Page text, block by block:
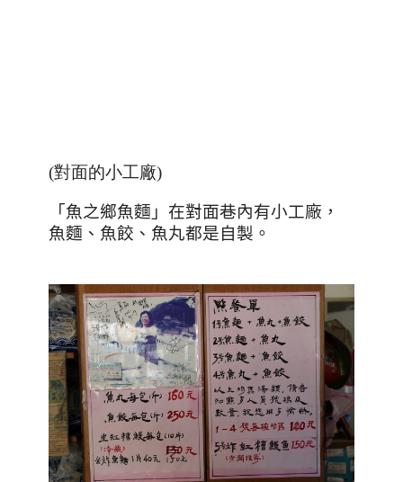
(對面的小工廠)
「魚之鄉魚麵」在對面巷內有小工廠，
魚麵、魚餃、魚丸都是自製。